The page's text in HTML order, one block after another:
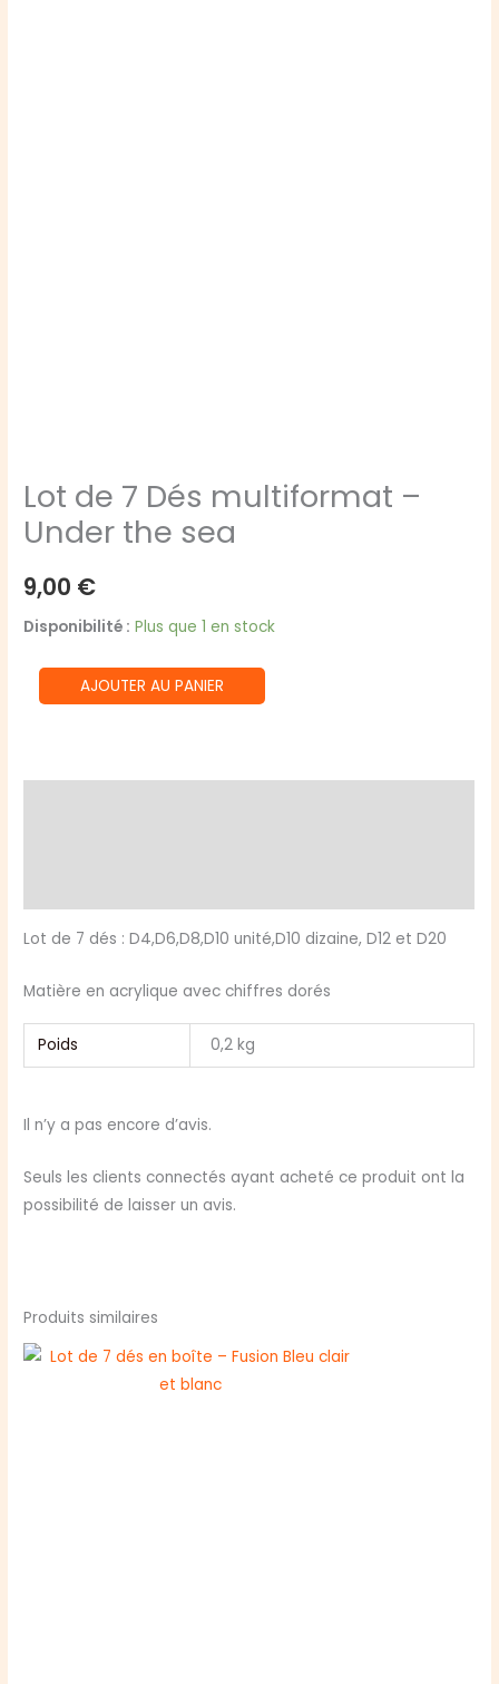
Lot de 7 Dés multiformat –
Under the sea
9,00 €
Disponibilité : Plus que 1 en stock
quantité
de
the
AJOUTER AU PANIER
Lot de 7 dés : D4,D6,D8,D10 unité,D10 dizaine, D12 et D20
Matière en acrylique avec chiffres dorés
Poids 0,2 kg
Il n’y a pas encore d’avis.
Seuls les clients connectés ayant acheté ce produit ont la
possibilité de laisser un avis.
Produits similaires